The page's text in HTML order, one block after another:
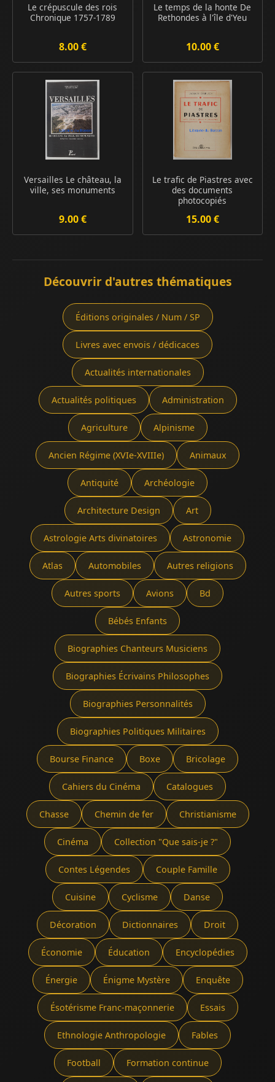
Le crépuscule des rois
Chronique 1757-1789
8.00 €
Le temps de la honte De
Rethondes à l'île d'Yeu
10.00 €
Versailles Le château, la
ville, ses monuments
9.00 €
Le trafic de Piastres avec
des documents
photocopiés
15.00 €
Découvrir d'autres thématiques
Éditions originales / Num / SP
Livres avec envois / dédicaces
Actualités internationales
Actualités politiques Administration
Agriculture Alpinisme
Ancien Régime (XVIe-XVIIIe) Animaux
Antiquité Archéologie
Architecture Design Art
Astrologie Arts divinatoires Astronomie
Atlas Automobiles Autres religions
Autres sports Avions Bd
Bébés Enfants
Biographies Chanteurs Musiciens
Biographies Écrivains Philosophes
Biographies Personnalités
Biographies Politiques Militaires
Bourse Finance Boxe Bricolage
Cahiers du Cinéma Catalogues
Chasse Chemin de fer Christianisme
Cinéma Collection "Que sais-je ?"
Contes Légendes Couple Famille
Cuisine Cyclisme Danse
Décoration Dictionnaires Droit
Économie Éducation Encyclopédies
Énergie Énigme Mystère Enquête
Ésotérisme Franc-maçonnerie Essais
Ethnologie Anthropologie Fables
Football Formation continue